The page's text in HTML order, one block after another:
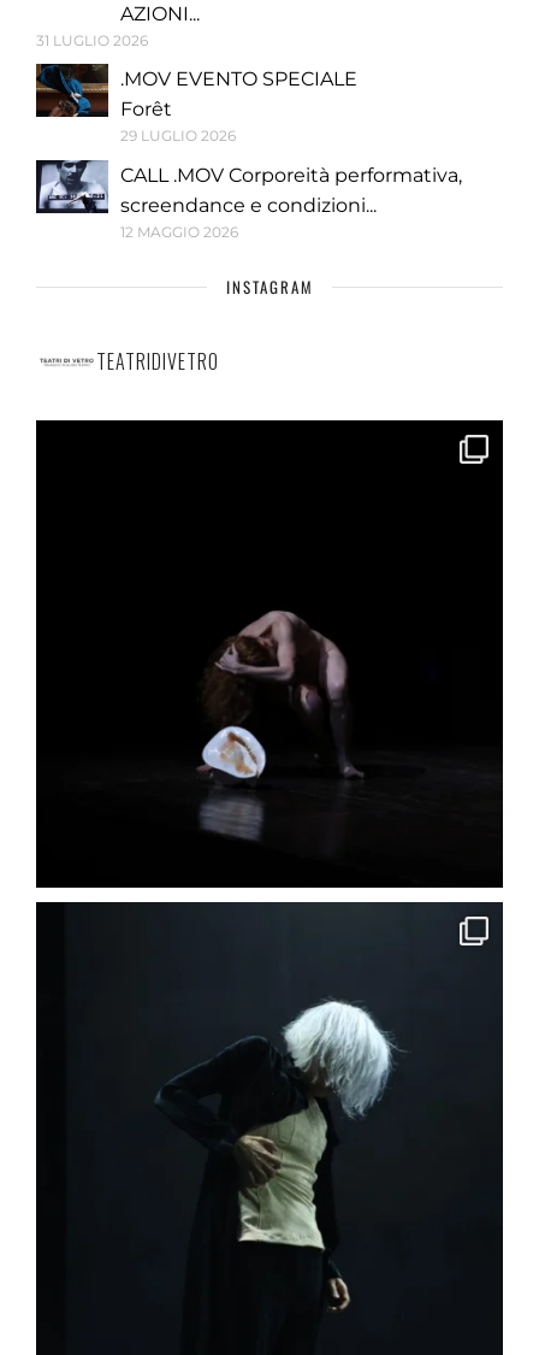
AZIONI...
31 LUGLIO 2026
.MOV EVENTO SPECIALE
Forêt
29 LUGLIO 2026
CALL .MOV Corporeità performativa,
screendance e condizioni...
12 MAGGIO 2026
INSTAGRAM
TEATRIDIVETRO